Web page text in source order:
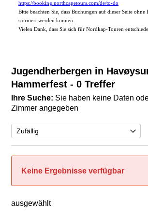
https://booking.northcapetours.com/de/to-do
Bitte beachten Sie, dass Buchungen auf dieser Seite
storniert werden können.
Vielen Dank, dass Sie sich für Nordkap-Touren
Jugendherbergen in
Hammerfest - 0 Treffer
Ihre Suche: Sie haben keine Daten
Zimmer angegeben
Schließen
Keine Ergebnisse verfügbar
ausgewählt